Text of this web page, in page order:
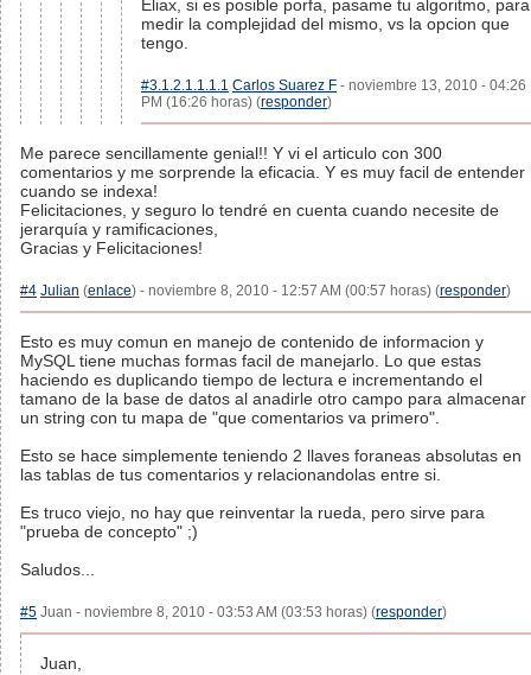
Eliax, si es posible porfa, pasame tu algoritmo, para
medir la complejidad del mismo, vs la opcion que
tengo.
#3.1.2.1.1.1.1 Carlos Suarez F - noviembre 13, 2010 - 04:26
PM (16:26 horas) (responder)
Me parece sencillamente genial!! Y vi el articulo con 300
comentarios y me sorprende la eficacia. Y es muy facil de entender
cuando se indexa!
Felicitaciones, y seguro lo tendré en cuenta cuando necesite de
jerarquía y ramificaciones,
Gracias y Felicitaciones!
#4 Julian (enlace) - noviembre 8, 2010 - 12:57 AM (00:57 horas) (responder)
Esto es muy comun en manejo de contenido de informacion y
MySQL tiene muchas formas facil de manejarlo. Lo que estas
haciendo es duplicando tiempo de lectura e incrementando el
tamano de la base de datos al anadirle otro campo para almacenar
un string con tu mapa de "que comentarios va primero".
Esto se hace simplemente teniendo 2 llaves foraneas absolutas en
las tablas de tus comentarios y relacionandolas entre si.
Es truco viejo, no hay que reinventar la rueda, pero sirve para
"prueba de concepto" ;)
Saludos...
#5 Juan - noviembre 8, 2010 - 03:53 AM (03:53 horas) (responder)
Juan,